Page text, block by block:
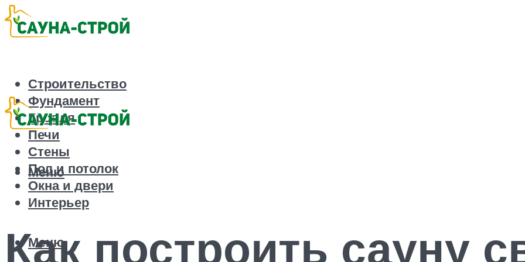
Строительство
Фундамент
Кровля
Печи
Стены
Пол и потолок
Окна и двери
Интерьер
Меню
Меню
Как построить сауну